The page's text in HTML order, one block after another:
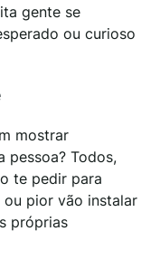
gente se
ou curioso
mostrar
pessoa? Todos,
te pedir para
ou pior vão instalar
próprias